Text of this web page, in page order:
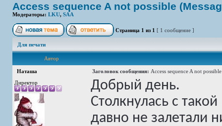
Access sequence A not possible
Модераторы: LKU, SAA
Страница 1 из 1 [ 1 сообщение ]
Для печати
Автор
Наташа Заголовок сообщения: Access sequence A not
Директор
Добрый день.
Столкнулась с
давно не залетали